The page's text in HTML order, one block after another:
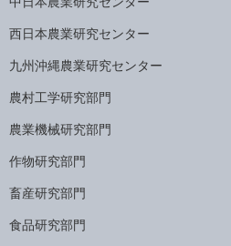
西日本農業研究センター
九州沖縄農業研究センター
農村工学研究部門
農業機械研究部門
作物研究部門
畜産研究部門
食品研究部門